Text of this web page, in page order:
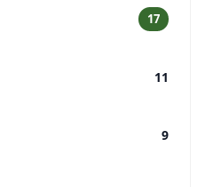
17
11
9